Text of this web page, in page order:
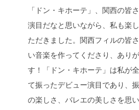
「ドン・キホーテ」、関西の皆
演目だなと思いながら、私も楽
ただきました。関西フィルの皆
い音楽を作ってくださり、あり
す！「ドン・キホーテ」は私が
て振ったデビュー演目であり、
の楽しさ、バレエの美しさを思